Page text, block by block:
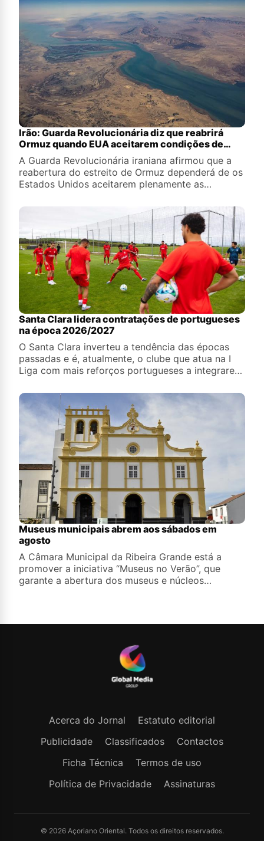
Irão: Guarda Revolucionária diz que reabrirá
Ormuz quando EUA aceitarem condições de
Teerão
A Guarda Revolucionária iraniana afirmou que a
reabertura do estreito de Ormuz dependerá de os
Estados Unidos aceitarem plenamente as
Santa Clara lidera contratações de portugueses
na época 2026/2027
O Santa Clara inverteu a tendência das épocas
passadas e é, atualmente, o clube que atua na I
Liga com mais reforços portugueses a integrarem
Museus municipais abrem aos sábados em
agosto
A Câmara Municipal da Ribeira Grande está a
promover a iniciativa “Museus no Verão”, que
garante a abertura dos museus e núcleos
Acerca do Jornal
Estatuto editorial
Publicidade
Classificados
Contactos
Ficha Técnica
Termos de uso
Política de Privacidade
Assinaturas
© 2026 Açoriano Oriental. Todos os direitos reservados.